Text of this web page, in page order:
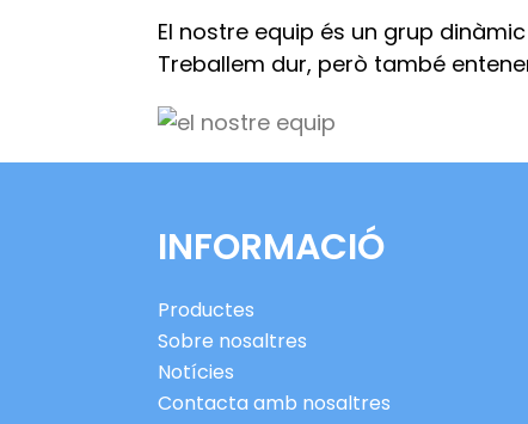
El nostre equip és un grup
Treballem dur, però també
INFORMACIÓ
Productes
Sobre nosaltres
Notícies
Contacta amb nosaltres